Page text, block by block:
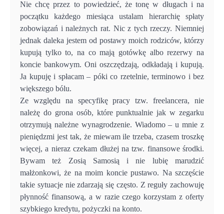
Nie chcę przez to powiedzieć, że tonę w długach i na
początku każdego miesiąca ustalam hierarchię spłaty
zobowiązań i należnych rat. Nic z tych rzeczy. Niemniej
jednak daleka jestem od postawy moich rodziców, którzy
kupują tylko to, na co mają gotówkę albo rezerwy na
koncie bankowym. Oni oszczędzają, odkładają i kupują.
Ja kupuję i spłacam – póki co rzetelnie, terminowo i bez
większego bólu.
Ze względu na specyfikę pracy tzw. freelancera, nie
należę do grona osób, które punktualnie jak w zegarku
otrzymują należne wynagrodzenie. Wiadomo – u mnie z
pieniędzmi jest tak, że miewam ile trzeba, czasem troszkę
więcej, a nieraz czekam dłużej na tzw. finansowe środki.
Bywam też Zosią Samosią i nie lubię marudzić
małżonkowi, że na moim koncie pustawo. Na szczęście
takie sytuacje nie zdarzają się często. Z reguły zachowuję
płynność finansową, a w razie czego korzystam z oferty
szybkiego kredytu, pożyczki na konto.